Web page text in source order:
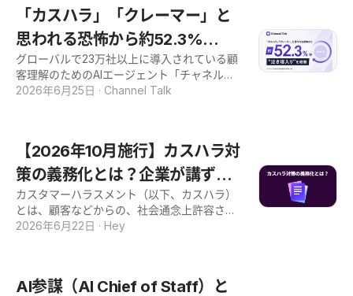
バー全員が自由に編集や更新を行える点が大
きな特
の導入を検討されている方は、本記事の内容
をお役立てください。 マルチエージェントと
は？ マルチエージェントとは、独自の役割を
持つ複数のAIが協調して複雑なタスクを処理
する仕組みのことです。この章では、マルチ
エージェントの定義や連携の必要性、従来の
複数のAIが連携して動くシステムのことで
す。各エージェン
んなお悩みはありませんか？ 実は、AIチャッ
トボットは、もう開発者でなくても作れま
す。 顧客理解のためのAIエージェント「チャ
ネルトーク」なら、自社サイトのURLを入力
するだけで、約3分・無料・コーディング不
要でデモを作成できます。 自社の情報で実際
の基本から一般的な開発の流れ、導入を阻む
壁、3分でデモを作る具体的な手順までを順
に解説します。すぐに手順を知りたい方は
「URL入力だけ！3分でデモを作る方法」の章
からお読みください。 AIチャットボット導入
のため、社内での検討材料をお探しの方は、
し、自然な文章で回答を生成するAI搭載の対
「カスハラ」「クレーマー」と
思われる恐怖から約52.3%
が“泣き寝入り”を経験65.2%が
「AI経由なら正当な指摘をした
グローバルで23万社以上に導入されている顧
客理解のためのAIエージェント「チャネルト
ーク」を提供する株式会社Channel Corporat
カスタマーハラスメント（カスハラ）に関す
る意識調査」を実施いたしました。 調査結果
のトピックス 近年、社会的課題であるカスハ
ラへの対策が国主導で義務化されるなど、企
業側の対応が本格化しています。こうした
中、「チャネルトーク」を運営するChannel
の核として捉え、企業が健全に顧客の声を収
2026年6月25日 · Channel Talk
【2026年10月施行】カスハラ対
策の義務化とは？企業が講ずべ
き措置とAI活用術を解説
カスタマーハラスメント（以下、カスハラ）
とは、顧客などからの、社会通念上許容され
る範囲を超えた迷惑行為のことです。2026年
要な措置を講じることが義務化されます。 と
2026年6月22日 · Hey
AI参謀（AI Chief of Staff）と